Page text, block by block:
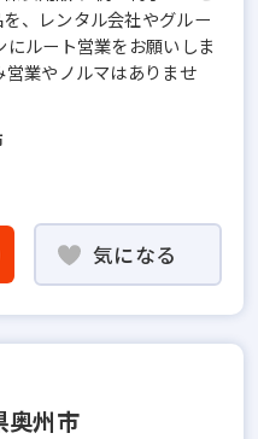
、レンタル会社やグルー
にルート営業をお願いしま
営業やノルマはありませ
気になる
奥州市